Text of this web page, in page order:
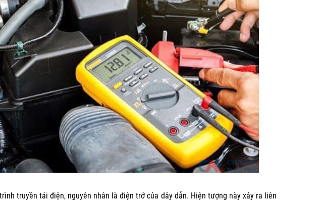
truyền tải điện, nguyên nhân là điện trở của dây dẫn. Hiện tượng này xảy ra liên